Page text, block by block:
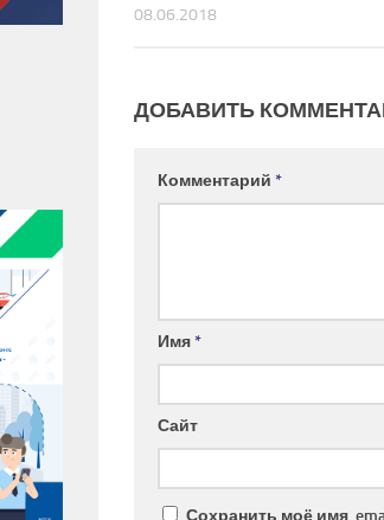
08.06.2018
ДОБАВИТЬ
Комментарий *
Имя*
Сайт
Сохранить моё имя,